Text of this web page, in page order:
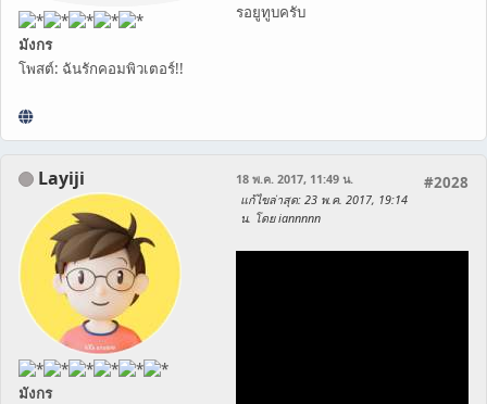
มังกร
โพสต์: ฉันรักคอมพิวเตอร์!!
รอยูทูบครับ
Layiji
มังกร
#2028
18 พ.ค. 2017, 11:49 น.
แก้ไขล่าสุด: 23 พ.ค. 2017, 19:14
น. โดย iannnnn